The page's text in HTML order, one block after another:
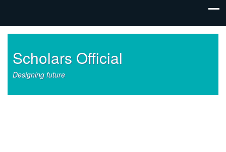
Scholars Official
Designing future